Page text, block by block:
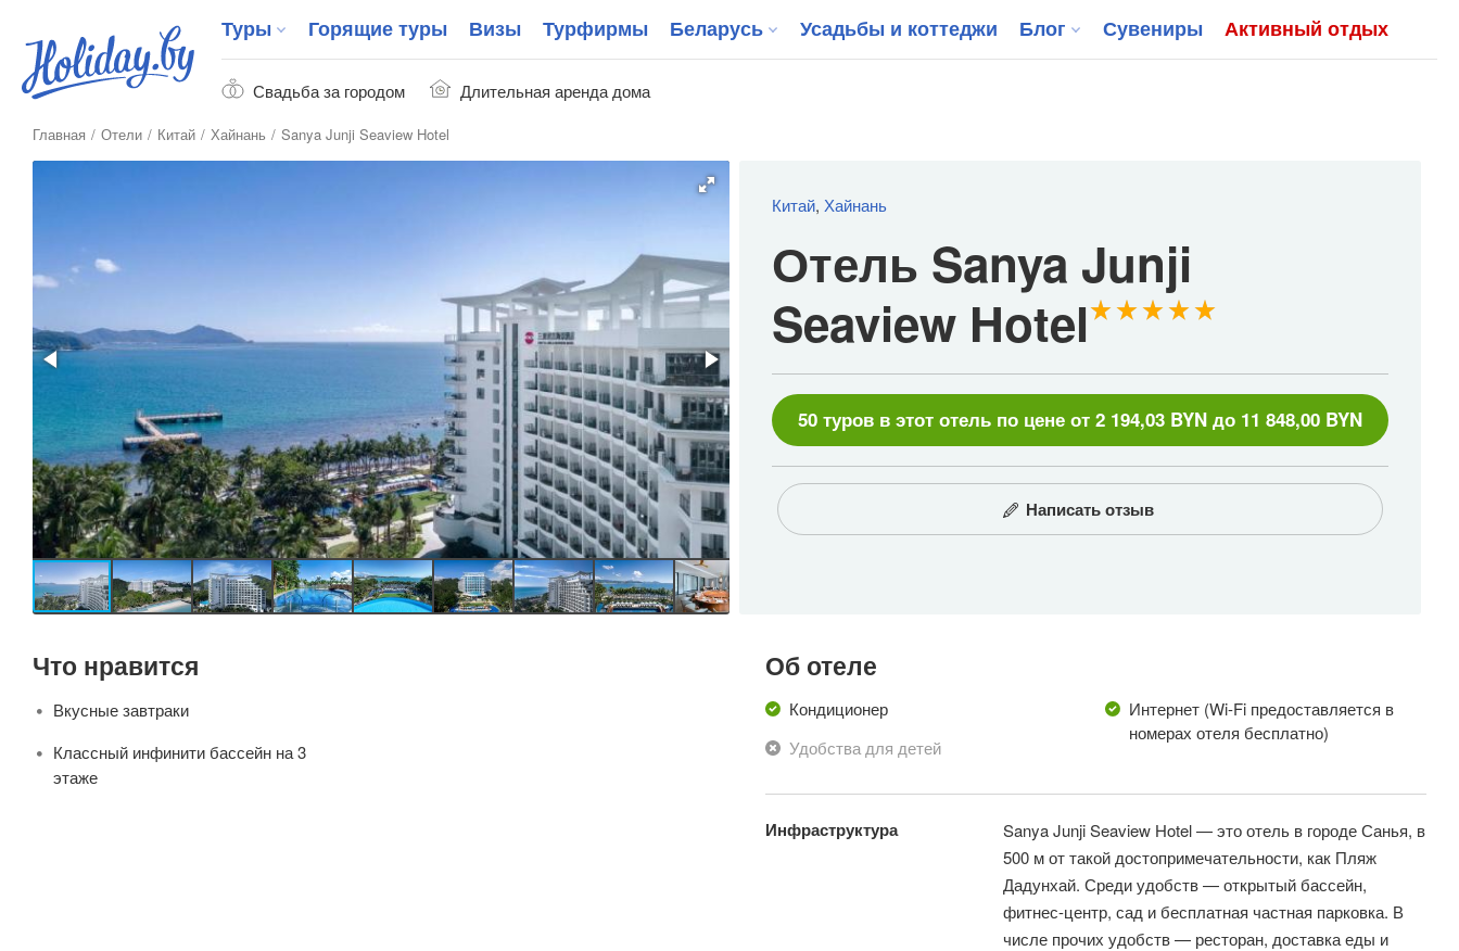
Свадьба за городом Длительная аренда дома
Туры Горящие туры Визы Турфирмы Беларусь Усадьбы и коттеджи Блог Сувениры Активный отдых
Главная Отели Китай Хайнань Sanya Junji Seaview Hotel
Китай, Хайнань
Отель Sanya Junji
Seaview Hotel
50 туров в этот отель по цене от 2 194,03 BYN до 11 848,00 BYN
Написать отзыв
Что нравится
Вкусные завтраки
Классный инфинити бассейн на 3
этаже
Об отеле
Кондиционер
Удобства для детей
Интернет (Wi-Fi предоставляется в
номерах отеля бесплатно)
Инфраструктура
Sanya Junji Seaview Hotel — это отель в городе Санья, в
500 м от такой достопримечательности, как Пляж
Дадунхай. Среди удобств — открытый бассейн,
фитнес-центр, сад и бесплатная частная парковка. В
числе прочих удобств — ресторан, доставка еды и